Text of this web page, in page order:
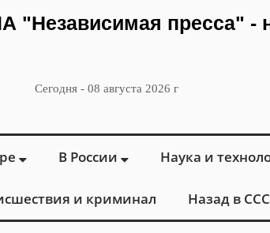
"Независимая пресса" -
Сегодня - 08 августа 2026 г
В России Наука и
и криминал Назад в